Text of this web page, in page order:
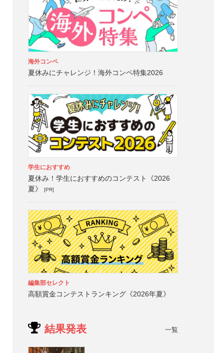
海外コンペ
夏休みにチャレンジ！海外コンペ特集2026
学生におすすめ
夏休み！学生におすすめのコンテスト《2026
夏》
[PR]
編集部セレクト
高額賞金コンテストランキング《2026年夏》
結果発表 一覧